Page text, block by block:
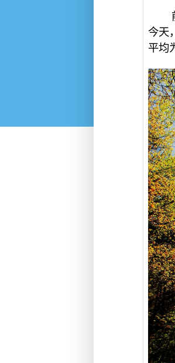
前
今天
平均